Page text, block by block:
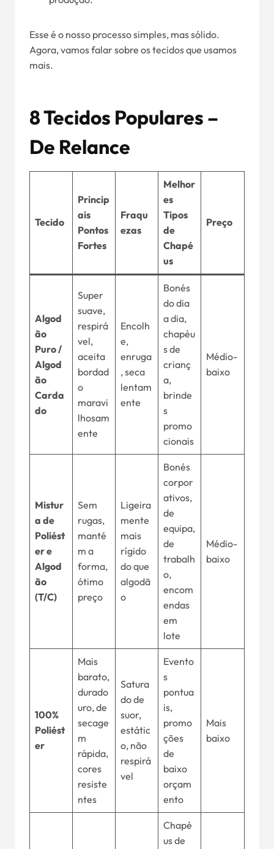
Esse é o nosso processo simples, mas sólido.
Agora, vamos falar sobre os tecidos que usamos
mais.
8 Tecidos Populares –
De Relance
Tecido
Princip
ais
Pontos
Fortes
Fraqu
ezas
Melhor
es
Tipos
de
Chapé
us
Preço
Algod
ão
Puro /
Algod
ão
Carda
do
Super
suave,
respirá
vel,
aceita
bordad
o
maravi
lhosam
ente
Encolh
e,
enruga
, seca
lentam
ente
Bonés
do dia
a dia,
chapéu
s de
crianç
a,
brinde
s
promo
cionais
Médio-
baixo
Mistur
a de
Poliést
er e
Algod
ão
(T/C)
Sem
rugas,
manté
m a
forma,
ótimo
preço
Ligeira
mente
mais
rígido
do que
algodã
o
Bonés
corpor
ativos,
de
equipa,
de
trabalh
o,
encom
endas
em
lote
Médio-
baixo
100%
Poliést
er
Mais
barato,
durado
uro, de
secage
m
rápida,
cores
resiste
ntes
Satura
do de
suor,
estátic
o, não
respirá
vel
Evento
s
pontua
is,
promo
ções
de
baixo
orçam
ento
Mais
baixo
Chapé
us de